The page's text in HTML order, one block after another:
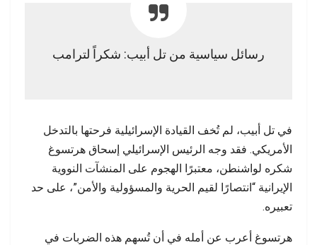
رسائل سياسية من تل أبيب: شكراً لترامب
في تل أبيب، لم تُخف القيادة الإسرائيلية فرحتها بالتدخل
الأمريكي. فقد وجه الرئيس الإسرائيلي إسحاق هرتسوغ
شكره لواشنطن، معتبرًا الهجوم على المنشآت النووية
الإيرانية “انتصارًا لقيم الحرية والمسؤولية والأمن”، على حد
تعبيره.
هرتسوغ أعرب عن أمله في أن تُسهم هذه الضربات في